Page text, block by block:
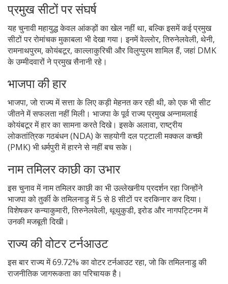
प्रमुख सीटों पर संघर्ष
यह चुनावी महायुद्ध केवल आंकड़ों का खेल नहीं था, बल्कि इसमें कई प्रमुख
सीटों पर रोमांचक मुकाबला भी देखा गया। इनमें वेल्लोर, तिरुनेलवेली, थेनी,
रामनाथपुरम, कोयंबटूर, काल्लाकुरिची और विलुप्पुरम शामिल हैं, जहां DMK
के उम्मीदवारों ने प्रमुख सैनानी रहे।
भाजपा की हार
भाजपा, जो राज्य में सत्ता के लिए कड़ी मेहनत कर रही थी, को एक भी सीट
जीतने में सफलता नहीं मिली। भाजपा के पूर्व राज्य प्रमुख अन्नामलाई
कोयंबटूर में हार का सामना करते दिखे। इसके अलावा, राष्ट्रीय
लोकतांत्रिक गठबंधन (NDA) के सहयोगी दल पट्टाली मक्कल कच्छी
(PMK) भी धर्मपुरी में हारने से नहीं बच सके।
नाम तमिलर काछी का उभार
इस चुनाव में नाम तमिलर काछी का भी उल्लेखनीय प्रदर्शन रहा जिन्होंने
भाजपा को तुर्की के तमिलनाडु में 5 से 8 सीटों पर दरकिनार कर दिया।
विशेषकर कन्याकुमारी, तिरुनेलवेली, थूथुकुडी, इरोड और नागपट्टिनम में
उनकी मजबूती दिखी।
राज्य की वोटर टर्नआउट
इस बार राज्य में 69.72% का वोटर टर्नआउट रहा, जो कि तमिलनाडु की
राजनीतिक जागरूकता का परिचायक है।